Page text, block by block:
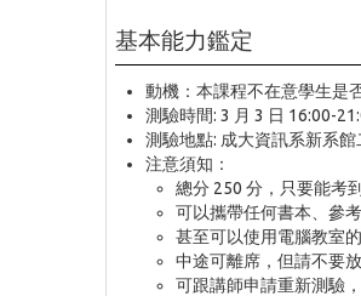
基本能力鑑定
動機：本課程不在意學生是
測驗時間: 3 月 3 日 16:00-
測驗地點: 成大資訊系新系
注意須知：
總分 250 分，只要能考
可以攜帶任何書本、參
甚至可以使用電腦教室
中途可離席，但請不要
可跟講師申請重新測驗